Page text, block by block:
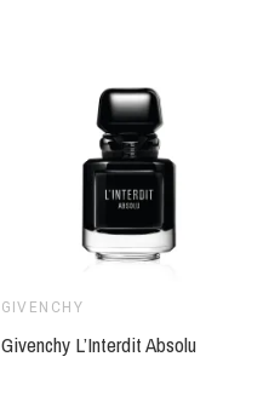
GIVENCHY
Givenchy L’Interdit Absolu